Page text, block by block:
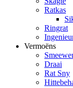
Ratkas
Ringrat
Vermoëns
Draai
Rat Sny